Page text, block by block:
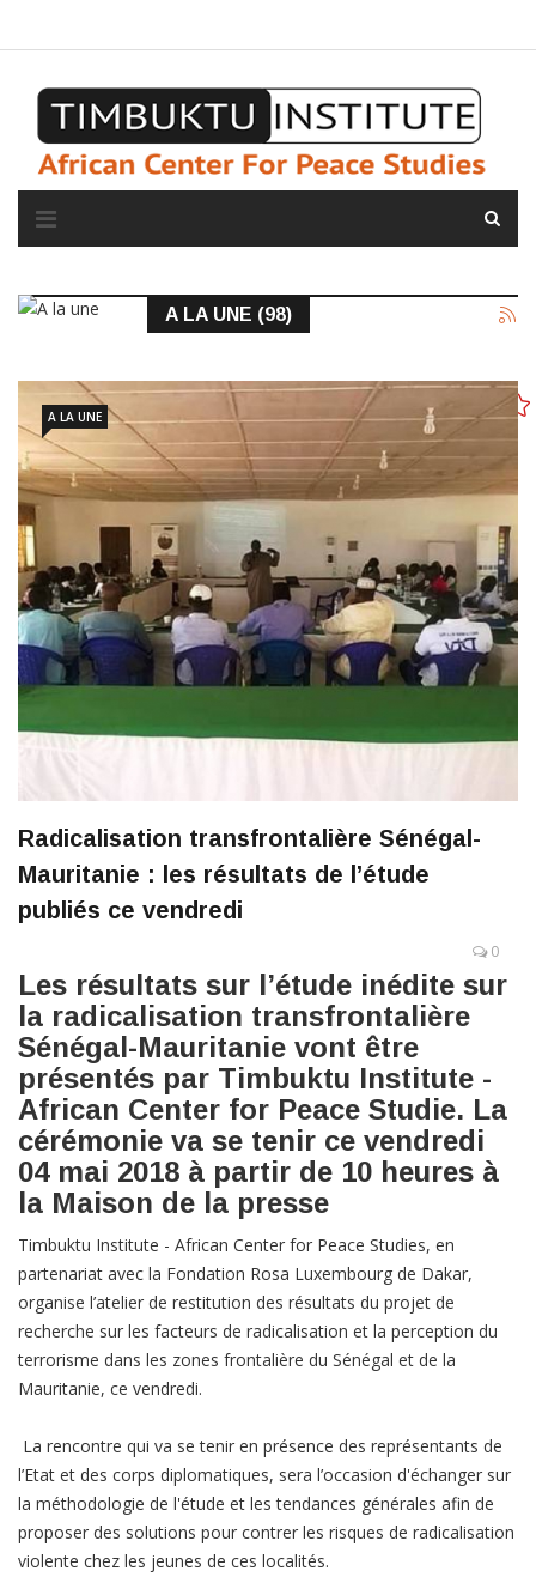
A LA UNE (98)
A LA UNE
Radicalisation transfrontalière Sénégal-
Mauritanie : les résultats de l’étude
publiés ce vendredi
0
Les résultats sur l’étude inédite sur
la radicalisation transfrontalière
Sénégal-Mauritanie vont être
présentés par Timbuktu Institute -
African Center for Peace Studie. La
cérémonie va se tenir ce vendredi
04 mai 2018 à partir de 10 heures à
la Maison de la presse
Timbuktu Institute - African Center for Peace Studies, en
partenariat avec la Fondation Rosa Luxembourg de Dakar,
organise l’atelier de restitution des résultats du projet de
recherche sur les facteurs de radicalisation et la perception du
terrorisme dans les zones frontalière du Sénégal et de la
Mauritanie, ce vendredi.
La rencontre qui va se tenir en présence des représentants de
l’Etat et des corps diplomatiques, sera l’occasion d'échanger sur
la méthodologie de l'étude et les tendances générales afin de
proposer des solutions pour contrer les risques de radicalisation
violente chez les jeunes de ces localités.